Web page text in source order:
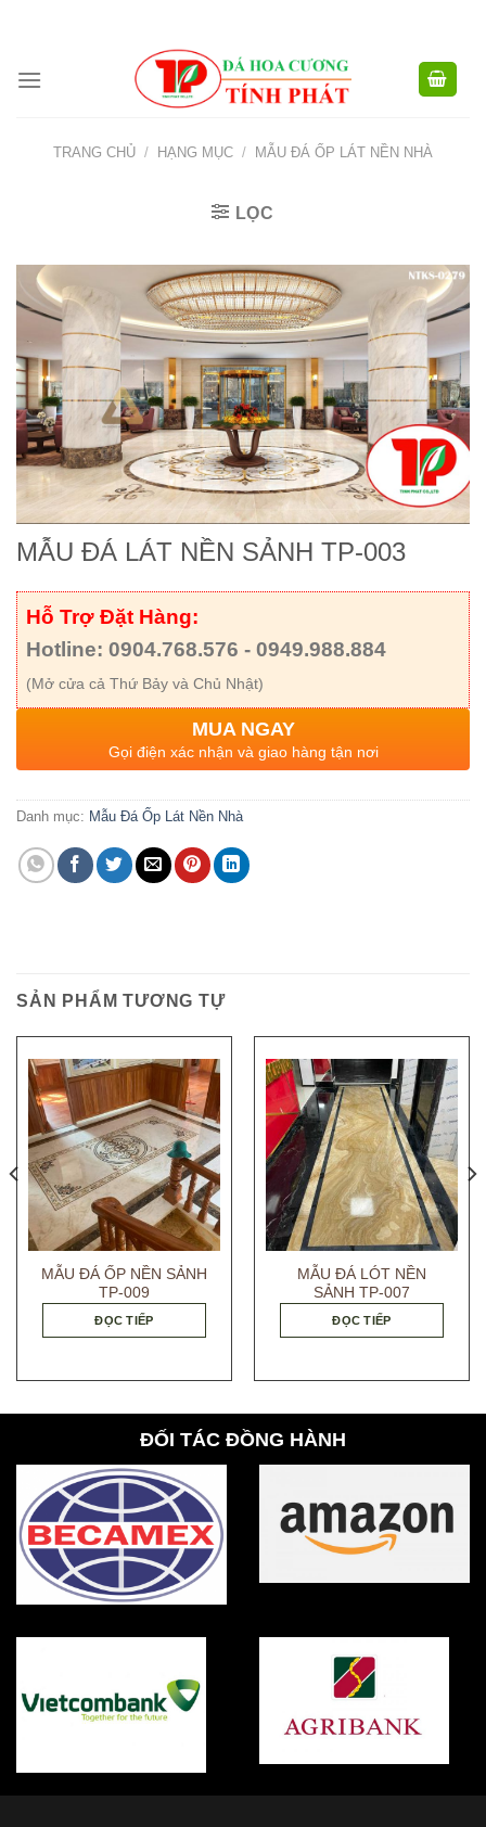
TRANG CHỦ / HẠNG MỤC / MẪU ĐÁ ỐP LÁT NỀN NHÀ
LỌC
MẪU ĐÁ LÁT NỀN SẢNH TP-003
Hỗ Trợ Đặt Hàng:
Hotline: 0904.768.576 - 0949.988.884
(Mở cửa cả Thứ Bảy và Chủ Nhật)
MUA NGAY
Gọi điện xác nhận và giao hàng tận nơi
Danh mục: Mẫu Đá Ốp Lát Nền Nhà
SẢN PHẨM TƯƠNG TỰ
MẪU ĐÁ ỐP NỀN SẢNH
TP-009
ĐỌC TIẾP
MẪU ĐÁ LÓT NỀN
SẢNH TP-007
ĐỌC TIẾP
ĐỐI TÁC ĐỒNG HÀNH